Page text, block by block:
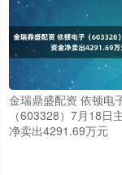
金瑞鼎盛配资 依顿电
（603328）7月18日
净卖出4291.69万元